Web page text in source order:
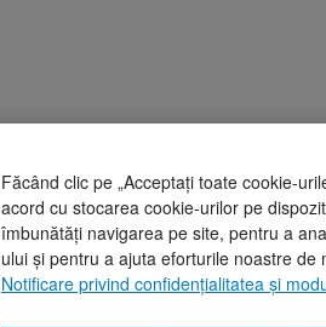
Făcând clic pe „Acceptați toate cookie-
acord cu stocarea cookie-urilor pe
îmbunătăți navigarea pe site, pentru a
ului și pentru a ajuta eforturile noastre de
Notificare privind confidențialitatea și